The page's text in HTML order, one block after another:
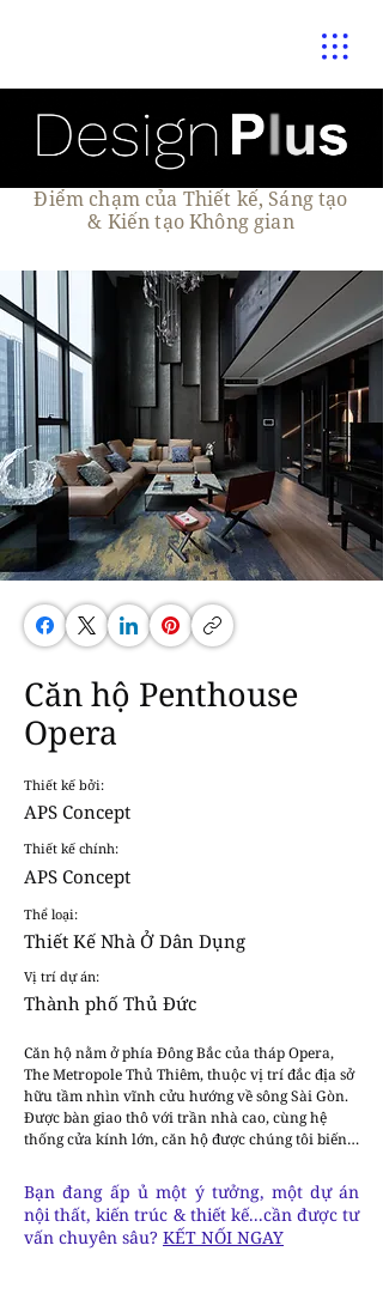
Điểm chạm của Thiết kế, Sáng tạo
& Kiến tạo Không gian
Căn hộ Penthouse
Opera
Thiết kế bởi:
APS Concept
Thiết kế chính:
APS Concept
Thể loại:
Thiết Kế Nhà Ở Dân Dụng
Vị trí dự án:
Thành phố Thủ Đức
Căn hộ nằm ở phía Đông Bắc của tháp Opera,
The Metropole Thủ Thiêm, thuộc vị trí đắc địa sở
hữu tầm nhìn vĩnh cửu hướng về sông Sài Gòn.
Được bàn giao thô với trần nhà cao, cùng hệ
thống cửa kính lớn, căn hộ được chúng tôi biến
rộng không gian tối đa, mang đến trải nghiệm
sống xa xỉ, đẳng cấp.
Giữa tầng cao, nơi ánh sáng và không khí giao
thoa, căn penthouse này hiện diện như một biểu
Bạn đang ấp ủ một ý tưởng, một dự án
nội thất, kiến trúc & thiết kế...cần được tư
vấn chuyên sâu? KẾT NỐI NGAY